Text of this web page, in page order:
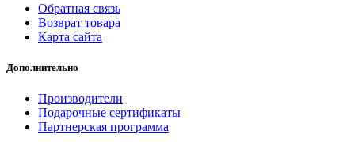
Обратная связь
Возврат товара
Карта сайта
Дополнительно
Производители
Подарочные сертификаты
Партнерская программа